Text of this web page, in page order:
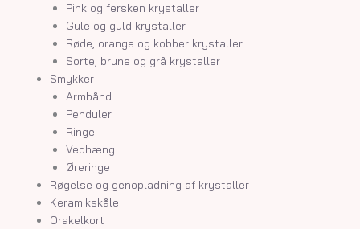
Pink og fersken krystaller
Gule og guld krystaller
Røde, orange og kobber krystaller
Sorte, brune og grå krystaller
Smykker
Armbånd
Penduler
Ringe
Vedhæng
Øreringe
Røgelse og genopladning af krystaller
Keramikskåle
Orakelkort